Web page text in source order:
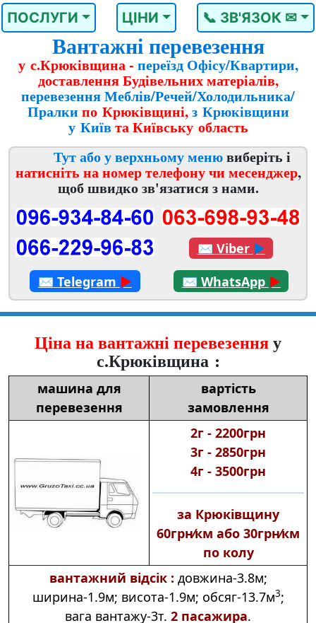
ПОСЛУГИ ЦІНИ 📞 ЗВ'ЯЗОК ✉
Вантажні перевезення
у с.Крюківщина - переїзд Офісу/Квартири,
доставлення Будівельних матеріалів,
перевезення Меблів/Речей/Холодильника/
Пралки по Крюківщині,з Крюківщини
у Київта Київську область
Тут або у верхньому менювиберіть і
натисніть на номер телефону чи месенджер,
щоб швидко зв'язатися з нами.
✉ Viber ►
✉ Telegram ► ✉ WhatsApp ►
Ціна на вантажні перевезенняу
с.Крюківщина :
машина для
перевезення
вартість
замовлення
2г ‑ 2200грн
3г ‑ 2850грн
4г ‑ 3500грн
за Крюківщину
60грн⁄км або 30грн⁄км
по колу
вантажний відсік : довжина‑3.8м;
ширина‑1.9м; висота‑1.9м; обсяг‑13.7м3;
вага вантажу‑3т. 2 пасажира.